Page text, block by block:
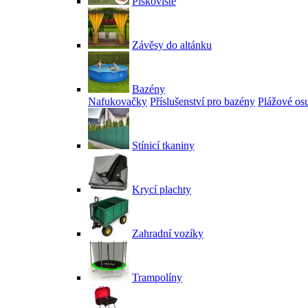
Závěsy do altánku
Bazény
Nafukovačky Příslušenství pro bazény Plážové
Stínicí tkaniny
Krycí plachty
Zahradní vozíky
Trampolíny